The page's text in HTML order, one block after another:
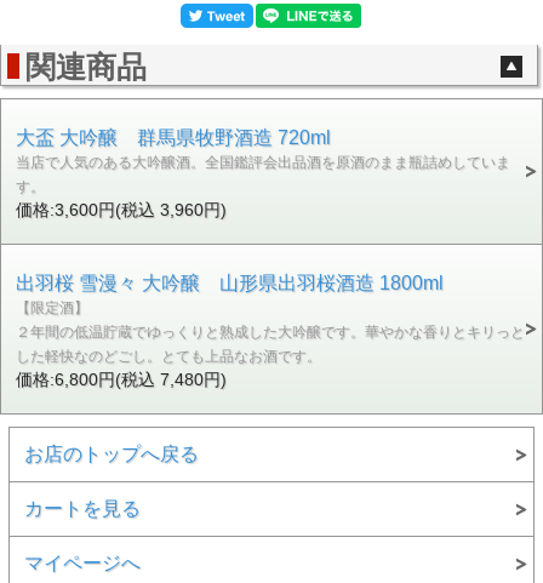
関連商品
大盃 大吟醸 群馬県牧野酒造 720ml
当店で人気のある大吟醸酒。全国鑑評会出品酒を原酒のまま瓶詰めしていま
す。
価格:3,600円(税込 3,960円)
出羽桜 雪漫々 大吟醸 山形県出羽桜酒造 1800ml
【限定酒】
２年間の低温貯蔵でゆっくりと熟成した大吟醸です。華やかな香りとキリっと
した軽快なのどごし。とても上品なお酒です。
価格:6,800円(税込 7,480円)
お店のトップへ戻る
カートを見る
マイページへ